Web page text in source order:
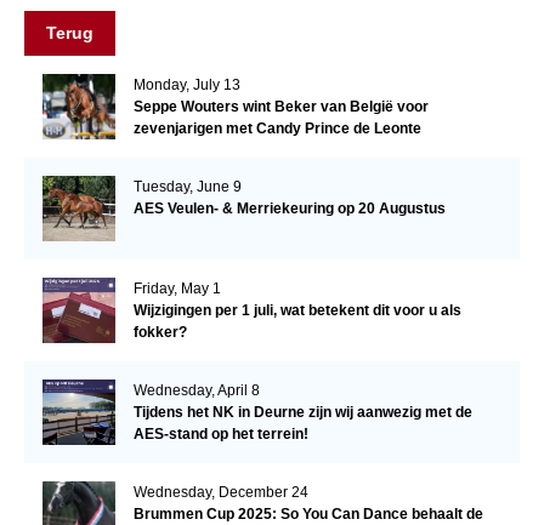
Terug
Monday, July 13
Seppe Wouters wint Beker van België voor
zevenjarigen met Candy Prince de Leonte
Tuesday, June 9
AES Veulen- & Merriekeuring op 20 Augustus
Friday, May 1
Wijzigingen per 1 juli, wat betekent dit voor u als
fokker?
Wednesday, April 8
Tijdens het NK in Deurne zijn wij aanwezig met de
AES-stand op het terrein!
Wednesday, December 24
Brummen Cup 2025: So You Can Dance behaalt de